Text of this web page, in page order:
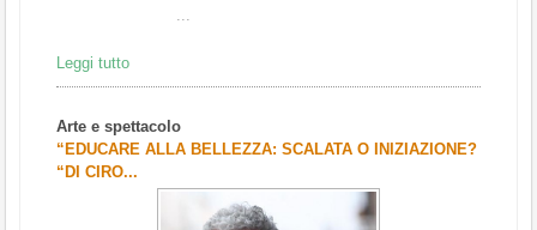
...
Leggi tutto
Arte e spettacolo
“EDUCARE ALLA BELLEZZA: SCALATA O INIZIAZIONE?
“DI CIRO...